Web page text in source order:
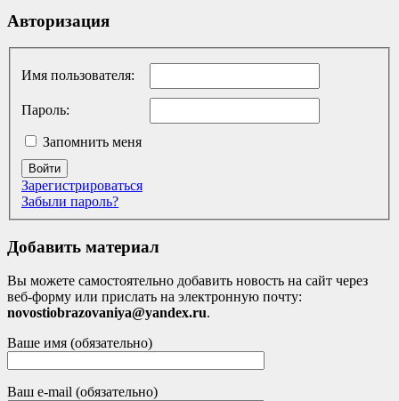
Авторизация
Имя пользователя:
Пароль:
Запомнить меня
Войти
Зарегистрироваться
Забыли пароль?
Добавить материал
Вы можете самостоятельно добавить новость на сайт через
веб-форму или прислать на электронную почту:
novostiobrazovaniya@yandex.ru.
Ваше имя (обязательно)
Ваш e-mail (обязательно)